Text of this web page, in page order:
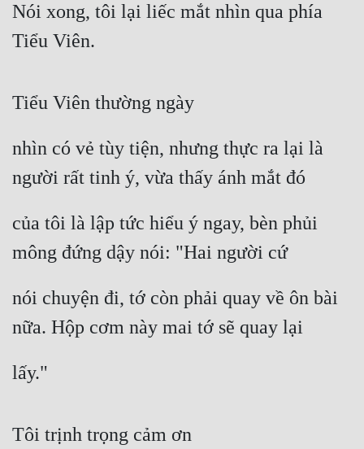
Nói xong, tôi lại liếc mắt nhìn qua phía
Tiểu Viên.
Tiểu Viên thường ngày
nhìn có vẻ tùy tiện, nhưng thực ra lại là
người rất tinh ý, vừa thấy ánh mắt đó
của tôi là lập tức hiểu ý ngay, bèn phủi
mông đứng dậy nói: "Hai người cứ
nói chuyện đi, tớ còn phải quay về ôn bài
nữa. Hộp cơm này mai tớ sẽ quay lại
lấy."
Tôi trịnh trọng cảm ơn